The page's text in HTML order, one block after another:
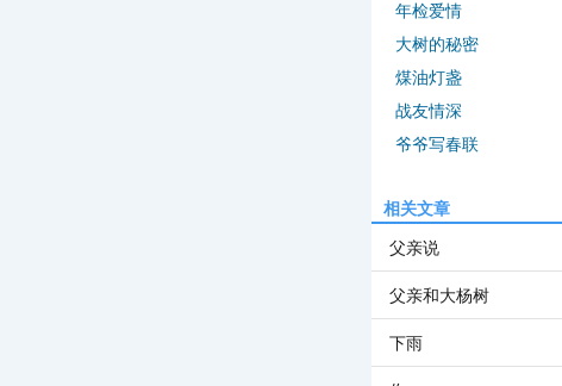
年检爱情
大树的秘密
煤油灯盏
战友情深
爷爷写春联
相关文章
父亲说
父亲和大杨树
下雨